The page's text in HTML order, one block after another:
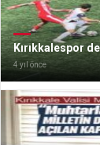
Kırıkkalespor
4 yıl önce